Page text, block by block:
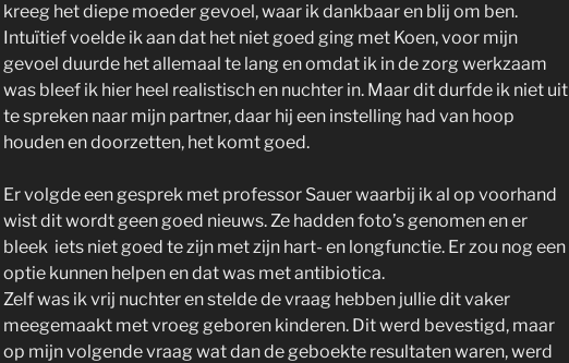
kreeg het diepe moeder gevoel, waar ik dankbaar en blij om ben.
Intuïtief voelde ik aan dat het niet goed ging met Koen, voor mijn
gevoel duurde het allemaal te lang en omdat ik in de zorg werkzaam
was bleef ik hier heel realistisch en nuchter in. Maar dit durfde ik niet uit
te spreken naar mijn partner, daar hij een instelling had van hoop
houden en doorzetten, het komt goed.
Er volgde een gesprek met professor Sauer waarbij ik al op voorhand
wist dit wordt geen goed nieuws. Ze hadden foto’s genomen en er
bleek iets niet goed te zijn met zijn hart- en longfunctie. Er zou nog een
optie kunnen helpen en dat was met antibiotica.
Zelf was ik vrij nuchter en stelde de vraag hebben jullie dit vaker
meegemaakt met vroeg geboren kinderen. Dit werd bevestigd, maar
op mijn volgende vraag wat dan de geboekte resultaten waren, werd